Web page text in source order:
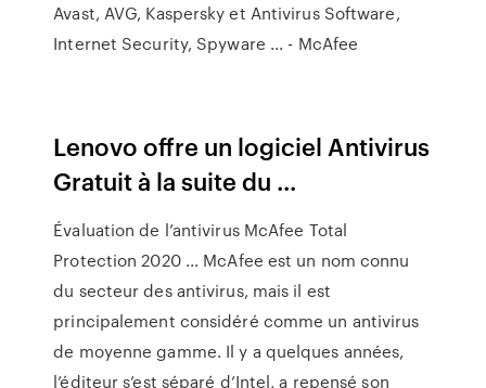
Avast, AVG, Kaspersky et Antivirus Software,
Internet Security, Spyware ... - McAfee
Lenovo offre un logiciel Antivirus
Gratuit à la suite du ...
Évaluation de l’antivirus McAfee Total
Protection 2020 ... McAfee est un nom connu
du secteur des antivirus, mais il est
principalement considéré comme un antivirus
de moyenne gamme. Il y a quelques années,
l’éditeur s’est séparé d’Intel, a repensé son